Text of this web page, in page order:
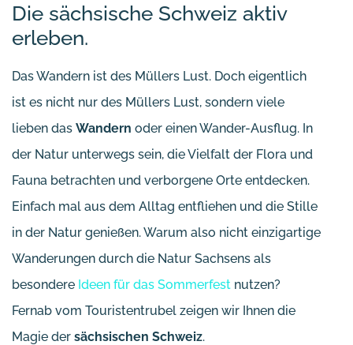
Die sächsische Schweiz aktiv
erleben.
Das Wandern ist des Müllers Lust. Doch eigentlich
ist es nicht nur des Müllers Lust, sondern viele
lieben das Wandern oder einen Wander-Ausflug. In
der Natur unterwegs sein, die Vielfalt der Flora und
Fauna betrachten und verborgene Orte entdecken.
Einfach mal aus dem Alltag entfliehen und die Stille
in der Natur genießen. Warum also nicht einzigartige
Wanderungen durch die Natur Sachsens als
besondere Ideen für das Sommerfest nutzen?
Fernab vom Touristentrubel zeigen wir Ihnen die
Magie der sächsischen Schweiz.